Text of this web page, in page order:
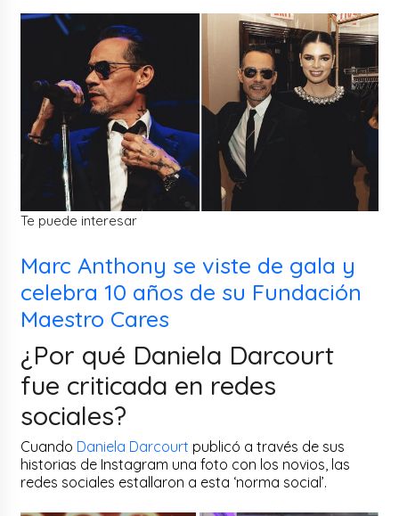
Te puede interesar
Marc Anthony se viste de gala y
celebra 10 años de su Fundación
Maestro Cares
¿Por qué Daniela Darcourt
fue criticada en redes
sociales?
Cuando Daniela Darcourt publicó a través de sus
historias de Instagram una foto con los novios, las
redes sociales estallaron a esta ‘norma social’.